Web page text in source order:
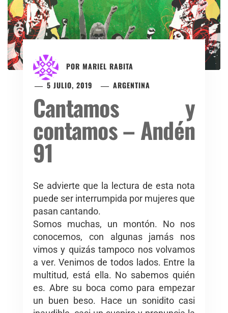
POR MARIEL RABITA
5 JULIO, 2019
ARGENTINA
Cantamos y
contamos – Andén
91
Se advierte que la lectura de esta nota
puede ser interrumpida por mujeres que
pasan cantando.
Somos muchas, un montón. No nos
conocemos, con algunas jamás nos
vimos y quizás tampoco nos volvamos
a ver. Venimos de todos lados. Entre la
multitud, está ella. No sabemos quién
es. Abre su boca como para empezar
un buen beso. Hace un sonidito casi